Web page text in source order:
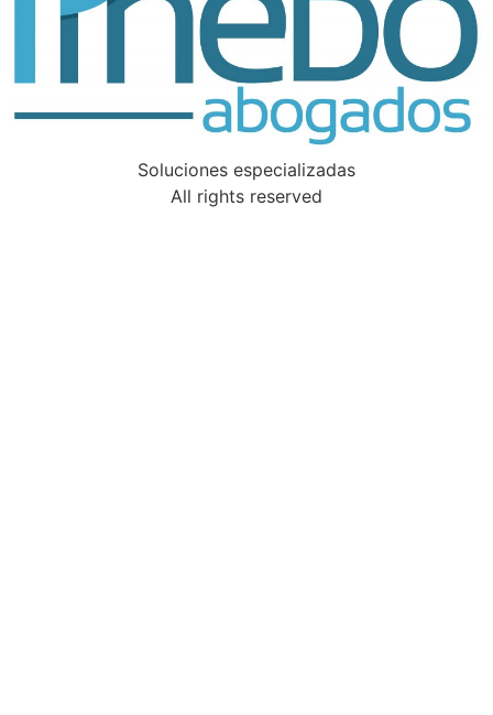
Soluciones especializadas
All rights reserved